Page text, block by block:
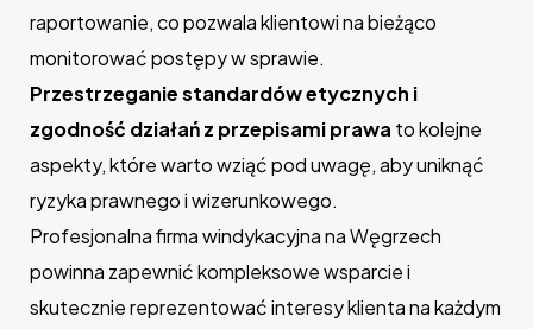
raportowanie, co pozwala klientowi na bieżąco
monitorować postępy w sprawie.
Przestrzeganie standardów etycznych i
zgodność działań z przepisami prawa to kolejne
aspekty, które warto wziąć pod uwagę, aby uniknąć
ryzyka prawnego i wizerunkowego.
Profesjonalna firma windykacyjna na Węgrzech
powinna zapewnić kompleksowe wsparcie i
skutecznie reprezentować interesy klienta na każdym